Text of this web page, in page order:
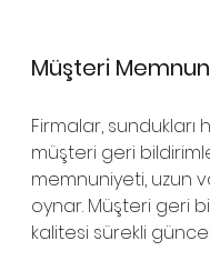
Müşteri
Firmalar, sundukları
müşteri geri
memnuniyeti, uzun
oynar. Müşteri geri
kalitesi sürekli